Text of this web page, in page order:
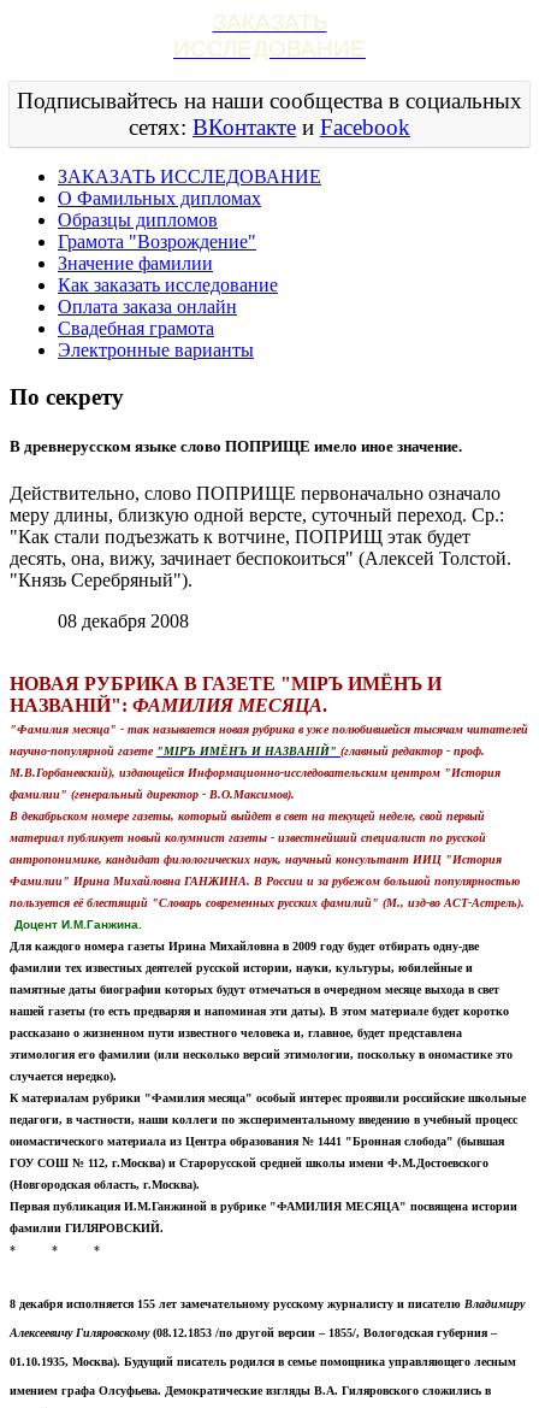
ЗАКАЗАТЬ
ИССЛЕДОВАНИЕ
Подписывайтесь на наши сообщества в социальных
сетях: ВКонтакте и Facebook
ЗАКАЗАТЬ ИССЛЕДОВАНИЕ
О Фамильных дипломах
Образцы дипломов
Грамота "Возрождение"
Значение фамилии
Как заказать исследование
Оплата заказа онлайн
Свадебная грамота
Электронные варианты
По секрету
В древнерусском языке слово ПОПРИЩЕ имело иное значение.
Действительно, слово ПОПРИЩЕ первоначально означало
меру длины, близкую одной версте, суточный переход. Ср.:
"Как стали подъезжать к вотчине, ПОПРИЩ этак будет
десять, она, вижу, зачинает беспокоиться" (Алексей Толстой.
"Князь Серебряный").
08 декабря 2008
НОВАЯ РУБРИКА В ГАЗЕТЕ "МIРЪ ИМЁНЪ И
НАЗВАНIЙ": ФАМИЛИЯ МЕСЯЦА.
"Фамилия месяца" - так называется новая рубрика в уже полюбившейся тысячам читателей
научно-популярной газете "МIРЪ ИМЁНЪ И НАЗВАНIЙ" (главный редактор - проф.
М.В.Горбаневский), издающейся Информационно-исследовательским центром "История
фамилии" (генеральный директор - В.О.Максимов).
В декабрьском номере газеты, который выйдет в свет на текущей неделе, свой первый
материал публикует новый колумнист газеты - известнейший специалист по русской
антропонимике, кандидат филологических наук, научный консультант ИИЦ "История
Фамилии" Ирина Михайловна ГАНЖИНА. В России и за рубежом большой популярностью
пользуется её блестящий "Словарь современных русских фамилий" (М., изд-во АСТ-Астрель).
Доцент И.М.Ганжина.
Для каждого номера газеты Ирина Михайловна в 2009 году будет отбирать одну-две
фамилии тех известных деятелей русской истории, науки, культуры, юбилейные и
памятные даты биографии которых будут отмечаться в очередном месяце выхода в свет
нашей газеты (то есть предваряя и напоминая эти даты). В этом материале будет коротко
рассказано о жизненном пути известного человека и, главное, будет представлена
этимология его фамилии (или несколько версий этимологии, поскольку в ономастике это
случается нередко).
К материалам рубрики "Фамилия месяца" особый интерес проявили российские школьные
педагоги, в частности, наши коллеги по экспериментальному введению в учебный процесс
ономастического материала из Центра образования № 1441 "Бронная слобода" (бывшая
ГОУ СОШ № 112, г.Москва) и Старорусской средней школы имени Ф.М.Достоевского
(Новгородская область, г.Москва).
Первая публикация И.М.Ганжиной в рубрике "ФАМИЛИЯ МЕСЯЦА" посвящена истории
фамилии ГИЛЯРОВСКИЙ.
* * *
8 декабря исполняется 155 лет замечательному русскому журналисту и писателю Владимиру
Алексеевичу Гиляровскому(08.12.1853 /по другой версии – 1855/, Вологодская губерния –
01.10.1935, Москва). Будущий писатель родился в семье помощника управляющего лесным
имением графа Олсуфьева. Демократические взгляды В.А. Гиляровского сложились в